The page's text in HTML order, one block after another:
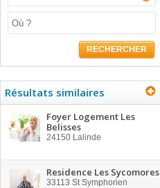
RECHERCHER
Résultats similaires
Foyer Logement Les
Belisses
24150 Lalinde
Residence Les Sycomores
33113 St Symphorien